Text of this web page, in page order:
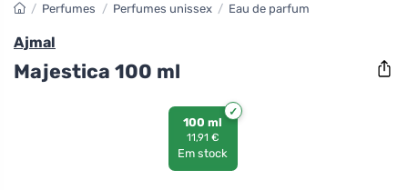
/ Perfumes / Perfumes unissex / Eau de parfum
Ajmal
Majestica 100 ml
100 ml
11,91 €
Em stock